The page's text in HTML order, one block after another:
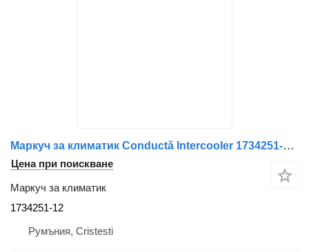
Маркуч за климатик Conductă Intercooler 1734251-12 за камион Scania 1734251 Second Hand
Цена при поискване
Маркуч за климатик
1734251-12
Румъния, Cristesti